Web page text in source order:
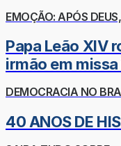
EMOÇÃO: APÓS
Papa Leão XIV
irmão em
DEMOCRACIA NO
40 ANOS DE